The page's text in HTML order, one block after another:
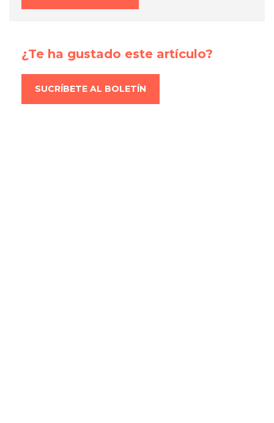
¿Te ha gustado este artículo?
SUCRÍBETE AL BOLETÍN